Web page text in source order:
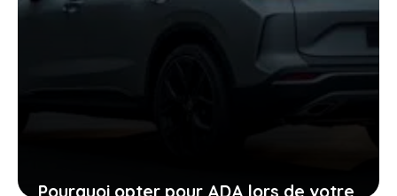
Pourquoi opter pour ADA lors de votre